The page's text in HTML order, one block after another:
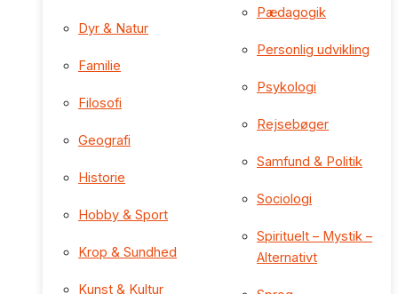
Dyr & Natur
Familie
Filosofi
Geografi
Historie
Hobby & Sport
Krop & Sundhed
Kunst & Kultur
Pædagogik
Personlig udvikling
Psykologi
Rejsebøger
Samfund & Politik
Sociologi
Spirituelt – Mystik –
Alternativt